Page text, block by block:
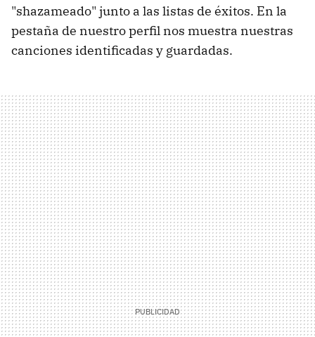
"shazameado" junto a las listas de éxitos. En la
pestaña de nuestro perfil nos muestra nuestras
canciones identificadas y guardadas.